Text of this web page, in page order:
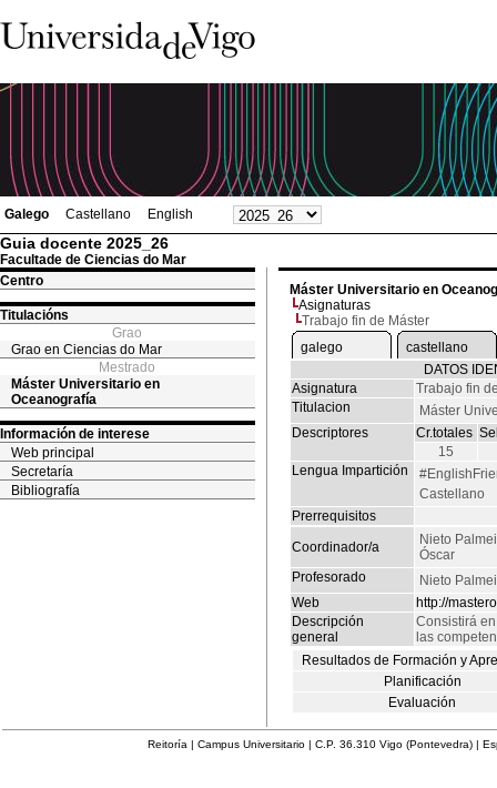
Galego Castellano English
Guia docente 2025_26
Facultade de Ciencias do Mar
Centro
Titulacións
Grao
Grao en Ciencias do Mar
Mestrado
Máster Universitario en
Oceanografía
Información de interese
Web principal
Secretaría
Bibliografía
Máster Universitario en
Asignaturas
Trabajo fin de Máster
galego
castellano
DATOS
Asignatura
Trabajo fin
Titulacion
Máster
Descriptores
Cr.totales
15
Lengua Impartición
Castellano
Prerrequisitos
Coordinador/a
Nieto
Óscar
Profesorado
Nieto
Web
http://
Descripción
general
Consistirá
las
Resultados de Formación y
Planificación
Evaluación
Reitoría | Campus Universitario | C.P. 36.310 Vigo (Pontevedra) |